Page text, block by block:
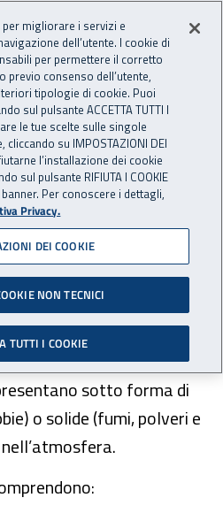
Nazionale
SICUREZZA
Apri cerca
Come fare per
fibre Altre polveri e fibre
e fibre
per l’igiene del lavoro si
due gruppi in base alle
chimiche: gli aeriformi
o aerosol (polveri,
sotto forma di
o solide (fumi, polveri e
migliorare i servizi e
dell’utente. I cookie di
per permettere il corretto
consenso dell’utente,
tipologie di cookie. Puoi
sul pulsante ACCETTA TUTTI I
le tue scelte sulle singole
su IMPOSTAZIONI DEI
l’installazione dei cookie
sul pulsante RIFIUTA I COOKIE
Per conoscere i dettagli,
Privacy.
DEI COOKIE
NON TECNICI
TUTTI I COOKIE